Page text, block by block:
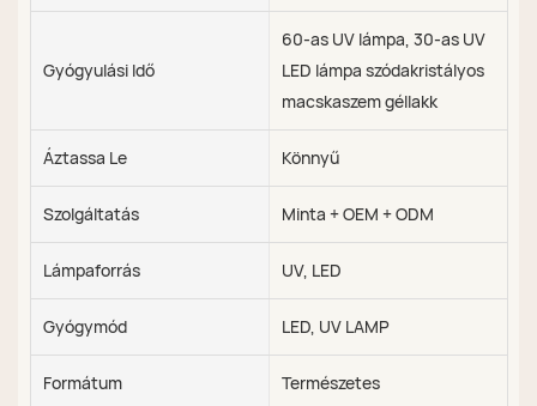
Gyógyulási Idő
60-as UV lámpa, 30-as UV
LED lámpa szódakristályos
macskaszem géllakk
Áztassa Le Könnyű
Szolgáltatás Minta + OEM + ODM
Lámpaforrás UV, LED
Gyógymód LED, UV LAMP
Formátum Természetes